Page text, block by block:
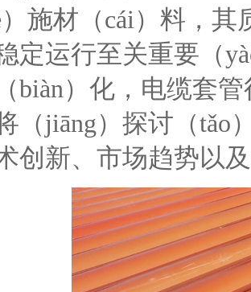
施材（cái）料，
定运行至关重要（
biàn）化，电缆套
（jiāng）探讨（tǎo
创新、市场趋势以